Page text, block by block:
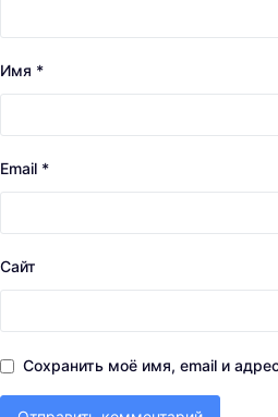
Имя *
Email *
Сайт
Сохранить моё имя, email и